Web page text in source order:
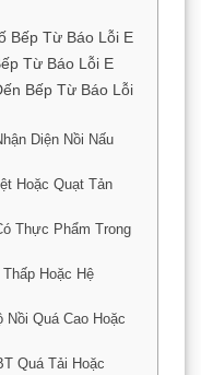
Bếp Từ Báo Lỗi E
Từ Báo Lỗi E
Bếp Từ Báo Lỗi
Diện Nồi Nấu
Hoặc Quạt Tản
Thực Phẩm Trong
Hoặc Hệ
Quá Cao Hoặc
Quá Tải Hoặc